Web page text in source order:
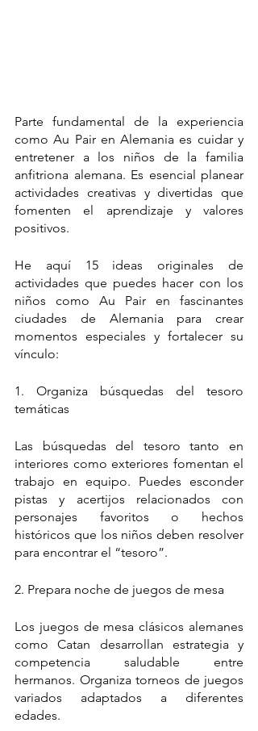
Parte fundamental de la experiencia
como Au Pair en Alemania es cuidar y
entretener a los niños de la familia
anfitriona alemana. Es esencial planear
actividades creativas y divertidas que
fomenten el aprendizaje y valores
positivos.
He aquí 15 ideas originales de
actividades que puedes hacer con los
niños como Au Pair en fascinantes
ciudades de Alemania para crear
momentos especiales y fortalecer su
vínculo:
1. Organiza búsquedas del tesoro
temáticas
Las búsquedas del tesoro tanto en
interiores como exteriores fomentan el
trabajo en equipo. Puedes esconder
pistas y acertijos relacionados con
personajes favoritos o hechos
históricos que los niños deben resolver
para encontrar el “tesoro”.
2. Prepara noche de juegos de mesa
Los juegos de mesa clásicos alemanes
como Catan desarrollan estrategia y
competencia saludable entre
hermanos. Organiza torneos de juegos
variados adaptados a diferentes
edades.